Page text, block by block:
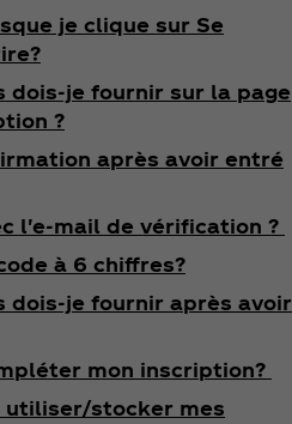
je clique sur Se
dois-je fournir sur la page
?
après avoir entré
l'e-mail de vérification ?
à 6 chiffres?
dois-je fournir après avoir
mon inscription?
utiliser/stocker mes